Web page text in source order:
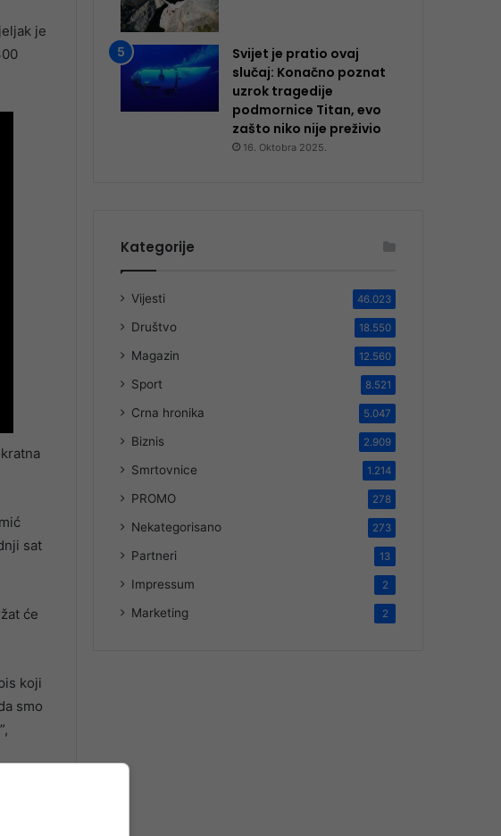
je
sat
će
koji
smo
Svijet je pratio ovaj
slučaj: Konačno poznat
uzrok tragedije
podmornice Titan, evo
zašto niko nije preživio
16. Oktobra 2025.
Kategorije
Vijesti 46.023
Društvo 18.550
Magazin 12.560
Sport 8.521
Crna hronika 5.047
Biznis 2.909
Smrtovnice 1.214
PROMO 278
Nekategorisano 273
Partneri 13
Impressum 2
Marketing 2